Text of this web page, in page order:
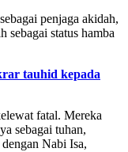
penjaga akidah,
sebagai status hamba
tauhid kepada
fatal. Mereka
sebagai tuhan,
Nabi Isa,